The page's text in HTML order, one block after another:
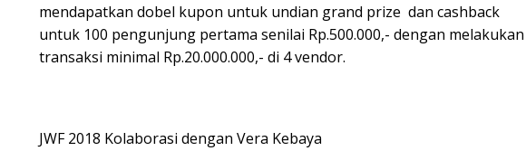
mendapatkan dobel kupon untuk undian grand prize dan cashback
untuk 100 pengunjung pertama senilai Rp.500.000,- dengan melakukan
transaksi minimal Rp.20.000.000,- di 4 vendor.
JWF 2018 Kolaborasi dengan Vera Kebaya